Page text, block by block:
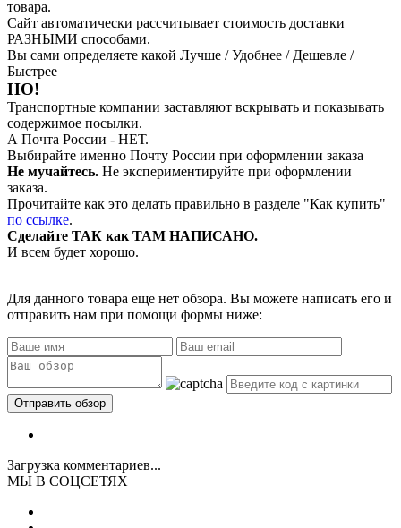
товара.
Сайт автоматически рассчитывает стоимость доставки
РАЗНЫМИ способами.
Вы сами определяете какой Лучше / Удобнее / Дешевле /
Быстрее
НО!
Транспортные компании заставляют вскрывать и показывать
содержимое посылки.
А Почта России - НЕТ.
Выбирайте именно Почту России при оформлении заказа
Не мучайтесь. Не экспериментируйте при оформлении
заказа.
Прочитайте как это делать правильно в разделе "Как купить"
по ссылке.
Сделайте ТАК как ТАМ НАПИСАНО.
И всем будет хорошо.
Для данного товара еще нет обзора. Вы можете написать его и
отправить нам при помощи формы ниже:
Загрузка комментариев...
МЫ В СОЦСЕТЯХ